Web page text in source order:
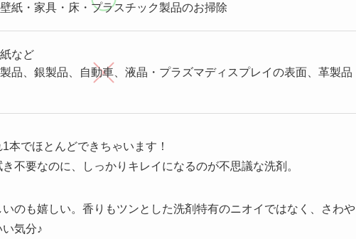
紙・家具・床・プラスチック製品のお掃除
など
品、銀製品、自動車、液晶・プラズマディスプレイの表面、革製品
本でほとんどできちゃいます！
不要なのに、しっかりキレイになるのが不思議な洗剤。
のも嬉しい。香りもツンとした洗剤特有のニオイではなく、さわや
気分♪